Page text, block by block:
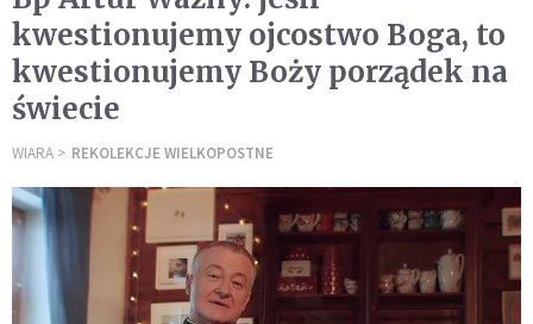
kwestionujemy ojcostwo Boga, to
kwestionujemy Boży porządek na
świecie
WIARA REKOLEKCJE WIELKOPOSTNE